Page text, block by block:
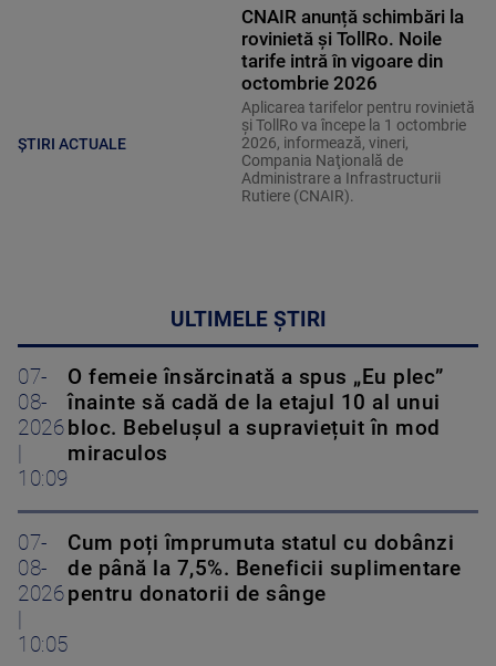
ȘTIRI ACTUALE
CNAIR anunță schimbări la
rovinietă și TollRo. Noile
tarife intră în vigoare din
octombrie 2026
Aplicarea tarifelor pentru rovinietă
şi TollRo va începe la 1 octombrie
2026, informează, vineri,
Compania Naţională de
Administrare a Infrastructurii
Rutiere (CNAIR).
ULTIMELE ȘTIRI
07-
08-
2026
10:09
O femeie însărcinată a spus „Eu plec”
înainte să cadă de la etajul 10 al unui
bloc. Bebelușul a supraviețuit în mod
miraculos
07-
08-
2026
10:05
Cum poți împrumuta statul cu dobânzi
de până la 7,5%. Beneficii suplimentare
pentru donatorii de sânge